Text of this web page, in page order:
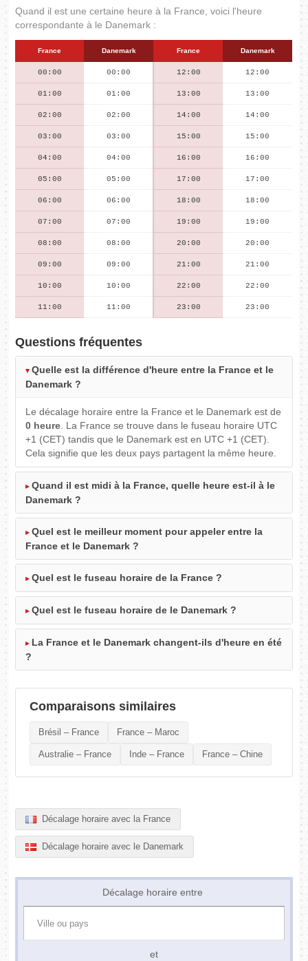
Quand il est une certaine heure à la France, voici l'heure
correspondante à le Danemark :
France Danemark France Danemark
00:00 00:00 12:00 12:00
01:00 01:00 13:00 13:00
02:00 02:00 14:00 14:00
03:00 03:00 15:00 15:00
04:00 04:00 16:00 16:00
05:00 05:00 17:00 17:00
06:00 06:00 18:00 18:00
07:00 07:00 19:00 19:00
08:00 08:00 20:00 20:00
09:00 09:00 21:00 21:00
10:00 10:00 22:00 22:00
11:00 11:00 23:00 23:00
Questions fréquentes
Quelle est la différence d'heure entre la France et le
Danemark ?
Le décalage horaire entre la France et le Danemark est de
0 heure. La France se trouve dans le fuseau horaire UTC
+1 (CET) tandis que le Danemark est en UTC +1 (CET).
Cela signifie que les deux pays partagent la même heure.
Quand il est midi à la France, quelle heure est-il à le
Danemark ?
Quel est le meilleur moment pour appeler entre la
France et le Danemark ?
Quel est le fuseau horaire de la France ?
Quel est le fuseau horaire de le Danemark ?
La France et le Danemark changent-ils d'heure en été
?
Comparaisons similaires
Brésil – France France – Maroc
Australie – France Inde – France France – Chine
Décalage horaire avec la France
Décalage horaire avec le Danemark
Décalage horaire entre
et